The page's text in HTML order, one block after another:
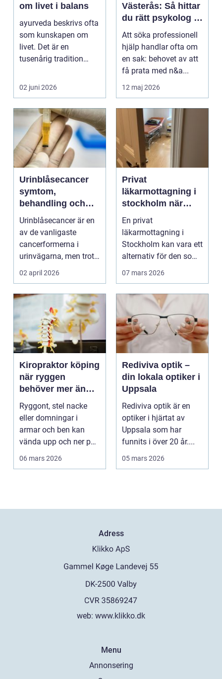
om livet i balans
ayurveda beskrivs ofta
som kunskapen om
livet. Det är en
tusenårig tradition
kropp,...
02 juni 2026
Västerås: Så hittar
du rätt psykolog i
Västerås för
samtal och terapi
Att söka professionell
hjälp handlar ofta om
en sak: behovet av att
få prata med n&a...
12 maj 2026
Urinblåsecancer
symtom,
behandling och
livet efter
diagnosen
Urinblåsecancer är en
av de vanligaste
cancerformerna i
urinvägarna, men trots
det hamnar den ofta
02 april 2026
Privat
läkarmottagning i
stockholm när
personlig vård och
specialistkunskap
är viktig
En privat
läkarmottagning i
Stockholm kan vara ett
alternativ för den som
07 mars 2026
Kiropraktor köping
när ryggen
behöver mer än
vila
Ryggont, stel nacke
eller domningar i
armar och ben kan
vända upp och ner på
06 mars 2026
Rediviva optik –
din lokala optiker i
Uppsala
Rediviva optik är en
optiker i hjärtat av
Uppsala som har
funnits i över 20 år....
05 mars 2026
Adress
web: www.klikko.dk
Menu
Annonsering